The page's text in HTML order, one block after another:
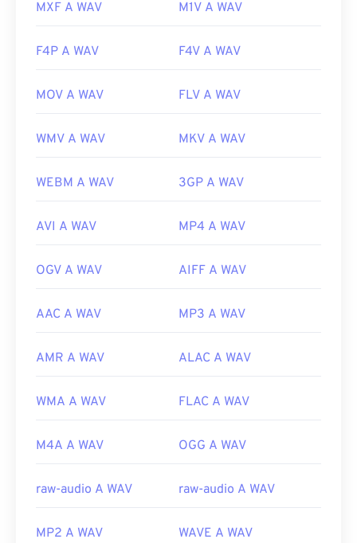
MXF A WAV M1V A WAV
F4P A WAV F4V A WAV
MOV A WAV FLV A WAV
WMV A WAV MKV A WAV
WEBM A WAV 3GP A WAV
AVI A WAV MP4 A WAV
OGV A WAV AIFF A WAV
AAC A WAV MP3 A WAV
AMR A WAV ALAC A WAV
WMA A WAV FLAC A WAV
M4A A WAV OGG A WAV
raw-audio A WAV raw-audio A WAV
MP2 A WAV WAVE A WAV